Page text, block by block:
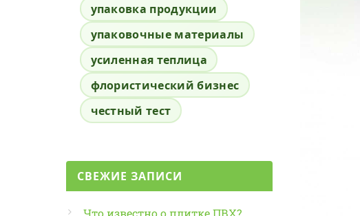
упаковка продукции
упаковочные материалы
усиленная теплица
флористический бизнес
честный тест
СВЕЖИЕ ЗАПИСИ
Что известно о плитке ПВХ?